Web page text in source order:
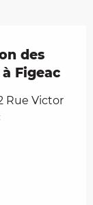
des
Figeac
Rue Victor